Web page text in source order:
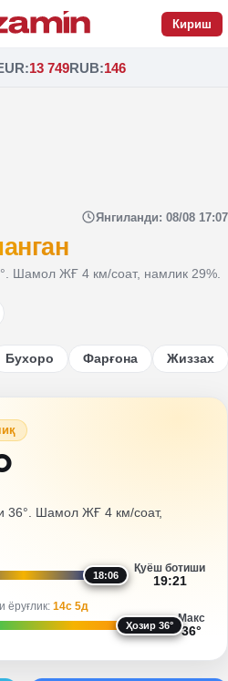
Кириш
:13 749RUB:146
Янгиланди: 08/08 17:07
Шамол ЖҒ 4 км/соат, намлик 29%.
Бухоро Фарғона Жиззах
36°. Шамол ЖҒ 4 км/соат,
18:06
Қуёш ботиши
19:21
ёруғлик: 14с 5д
Ҳозир 36°
Макс
36°